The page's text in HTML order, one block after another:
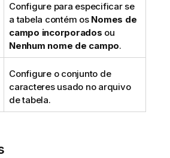
Configure para especificar se
a tabela contém os Nomes de
campo incorporados ou
Nenhum nome de campo.
Configure o conjunto de
caracteres usado no arquivo
de tabela.